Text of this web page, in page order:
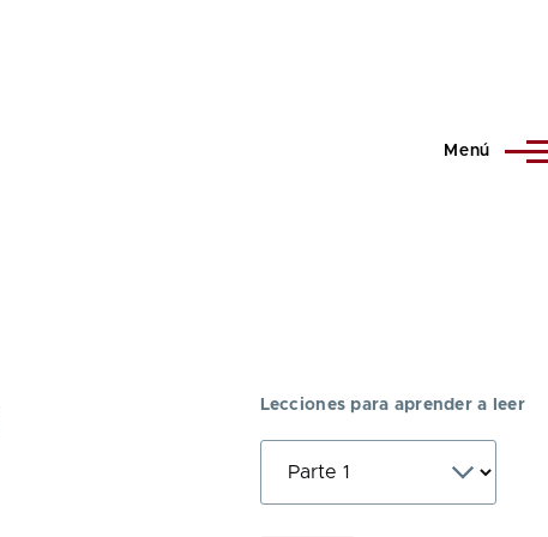
Menú
Lecciones para aprender a leer